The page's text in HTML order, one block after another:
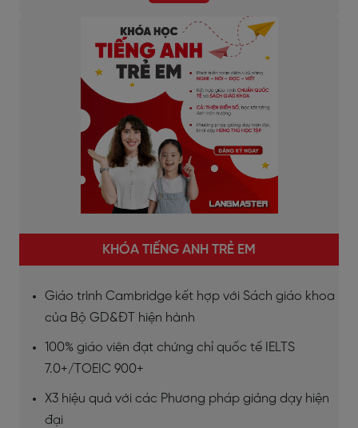
KHÓA TIẾNG ANH TRẺ EM
Giáo trình Cambridge kết hợp với Sách giáo khoa
của Bộ GD&ĐT hiện hành
100% giáo viên đạt chứng chỉ quốc tế IELTS
7.0+/TOEIC 900+
X3 hiệu quả với các Phương pháp giảng dạy hiện
đại